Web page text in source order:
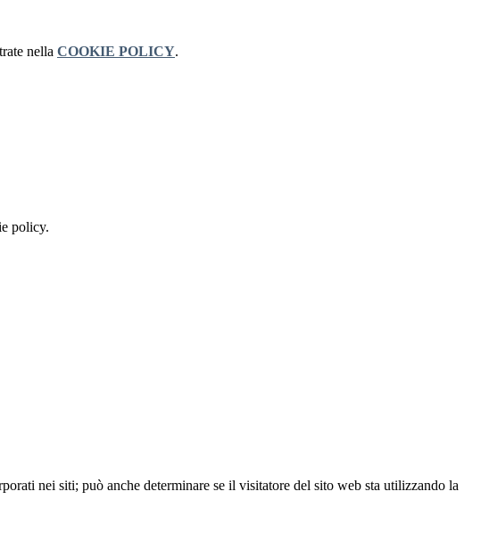
nella COOKIE POLICY.
policy.
nei siti; può anche determinare se il visitatore del sito web sta utilizzando la